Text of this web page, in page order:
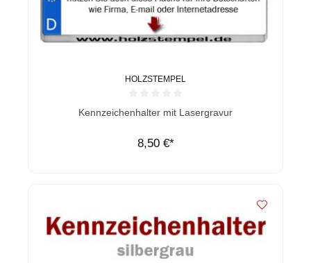
HOLZSTEMPEL
Durchschnittliche Bewertung von 0 von 5 Sternen
Kennzeichenhalter mit Lasergravur
8,50 €*